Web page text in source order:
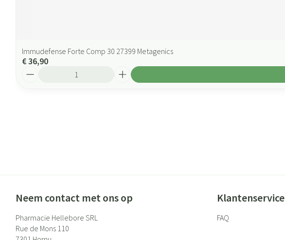
Immudefense Forte Comp 30 27399 Metagenics
€ 36,90
Neem contact met ons op
Pharmacie Hellebore SRL
Rue de Mons 110
Klantenservice
FAQ